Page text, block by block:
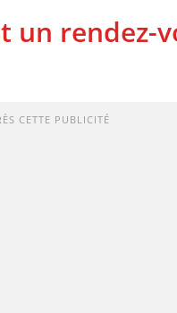
un rendez-
CETTE PUBLICITÉ